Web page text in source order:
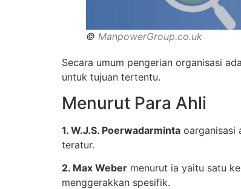
© ManpowerGroup.co.uk
Secara umum pengerian organisasi
untuk tujuan tertentu.
Menurut Para Ahli
1. W.J.S. Poerwadarminta oarganisasi
teratur.
2. Max Weber menurut ia yaitu satu
menggerakkan spesifik.